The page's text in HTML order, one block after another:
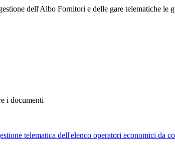
dell'Albo Fornitori e delle gare telematiche
i documenti
telematica dell'elenco operatori economici da